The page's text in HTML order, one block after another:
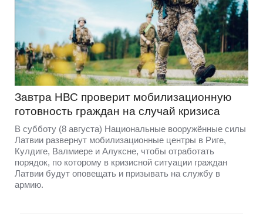
Завтра НВС проверит мобилизационную
готовность граждан на случай кризиса
В субботу (8 августа) Национальные вооружённые силы
Латвии развернут мобилизационные центры в Риге,
Кулдиге, Валмиере и Алуксне, чтобы отработать
порядок, по которому в кризисной ситуации граждан
Латвии будут оповещать и призывать на службу в
армию.